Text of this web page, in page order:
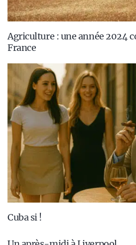
Agriculture : une année 2024
France
Cuba si !